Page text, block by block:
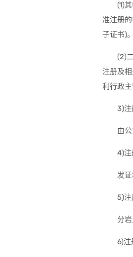
(1)
准注册
子证书)。
(2)
注册及
利行政
3)注
由
4)注
发
5)注
分
6)注